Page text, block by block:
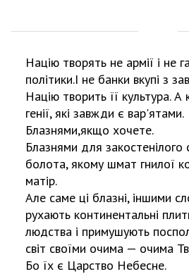
Націю творять не армії і не
політики.І не банки вкупі з
Націю творить її культура. А
генії, які завжди є вар'ятами.
Блазнями,якщо хочете.
Блазнями для закостенілого
болота, якому шмат гнилої
матір.
Але саме ці блазні, іншими
рухають континентальні
людства і примушують
світ своїми очима — очима
Бо їх є Царство Небесне.